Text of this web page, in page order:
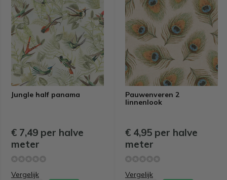
Jungle half panama
€ 7,49 per halve
meter
Vergelijk
Pauwenveren 2
linnenlook
€ 4,95 per halve
meter
Vergelijk